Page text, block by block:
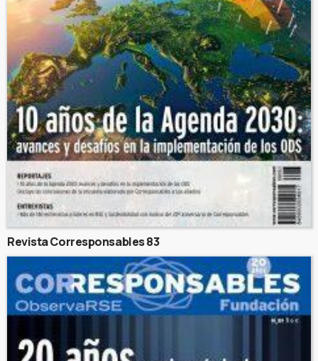
Revista Corresponsables 83